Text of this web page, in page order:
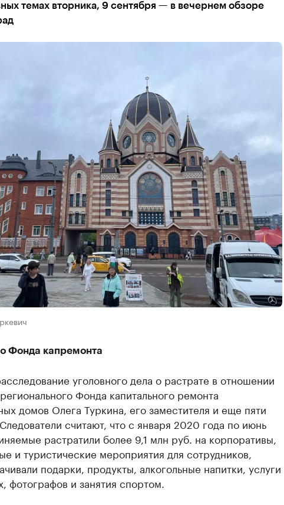
темах вторника, 9 сентября — в вечернем обзоре
Фонда капремонта
уголовного дела о растрате в отношении
Фонда капитального ремонта
домов Олега Туркина, его заместителя и еще пяти
считают, что с января 2020 года по июнь
растратили более 9,1 млн руб. на корпоративы,
и туристические мероприятия для сотрудников,
подарки, продукты, алкогольные напитки, услуги
фотографов и занятия спортом.